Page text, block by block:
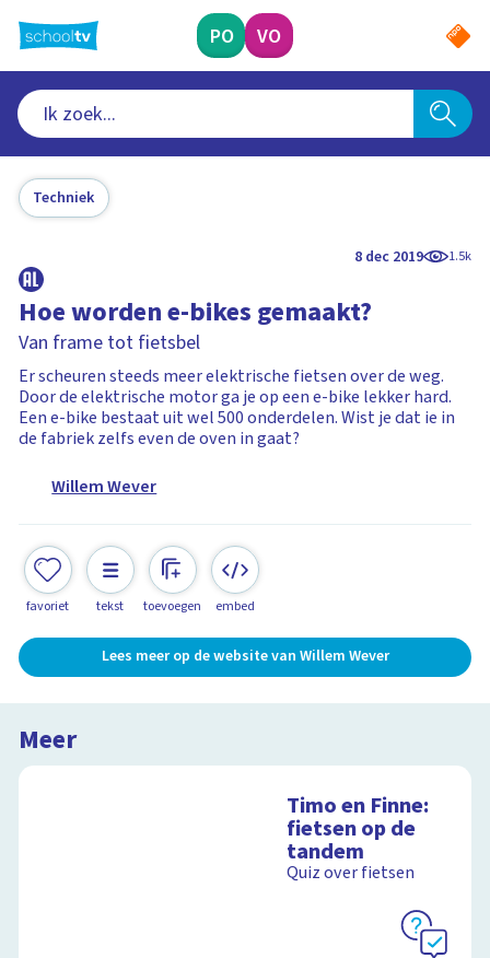
naar
hoofdinhoud
PO VO
Techniek
8 dec 2019 1.5k
Hoe worden e-bikes gemaakt?
Van frame tot fietsbel
Er scheuren steeds meer elektrische fietsen over de weg.
Door de elektrische motor ga je op een e-bike lekker hard.
Een e-bike bestaat uit wel 500 onderdelen. Wist je dat ie in
de fabriek zelfs even de oven in gaat?
Willem Wever
favoriet tekst toevoegen embed
Lees meer op de website van Willem Wever
Meer
Timo en Finne:
fietsen op de
tandem
Quiz over fietsen